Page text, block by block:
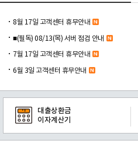
8월 17일 고객센터 휴무안내
■(필독) 08/13(목) 서버 점검 안내
7월 17일 고객센터 휴무안내
6월 3일 고객센터 휴무안내
대출상환금
이자계산기